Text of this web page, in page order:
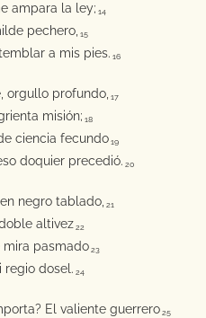
ampara la ley; 14
pechero, 15
a mis pies. 16
orgullo profundo, 17
misión; 18
ciencia fecundo 19
doquier precedió. 20
negro tablado, 21
altivez 22
pasmado 23
regio dosel. 24
El valiente guerrero 25